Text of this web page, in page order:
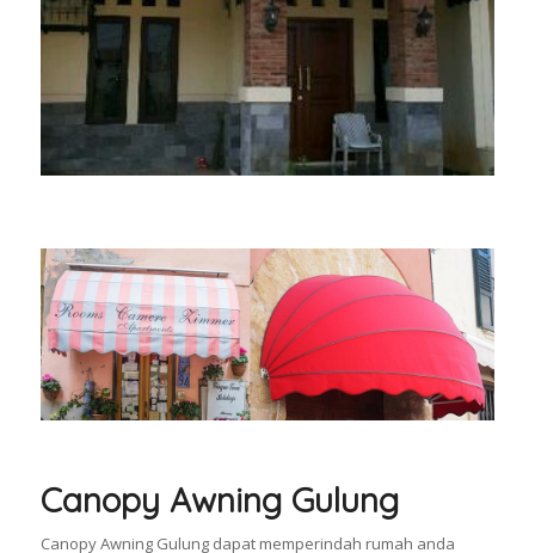
Canopy Awning Gulung
Canopy Awning Gulung dapat memperindah rumah anda